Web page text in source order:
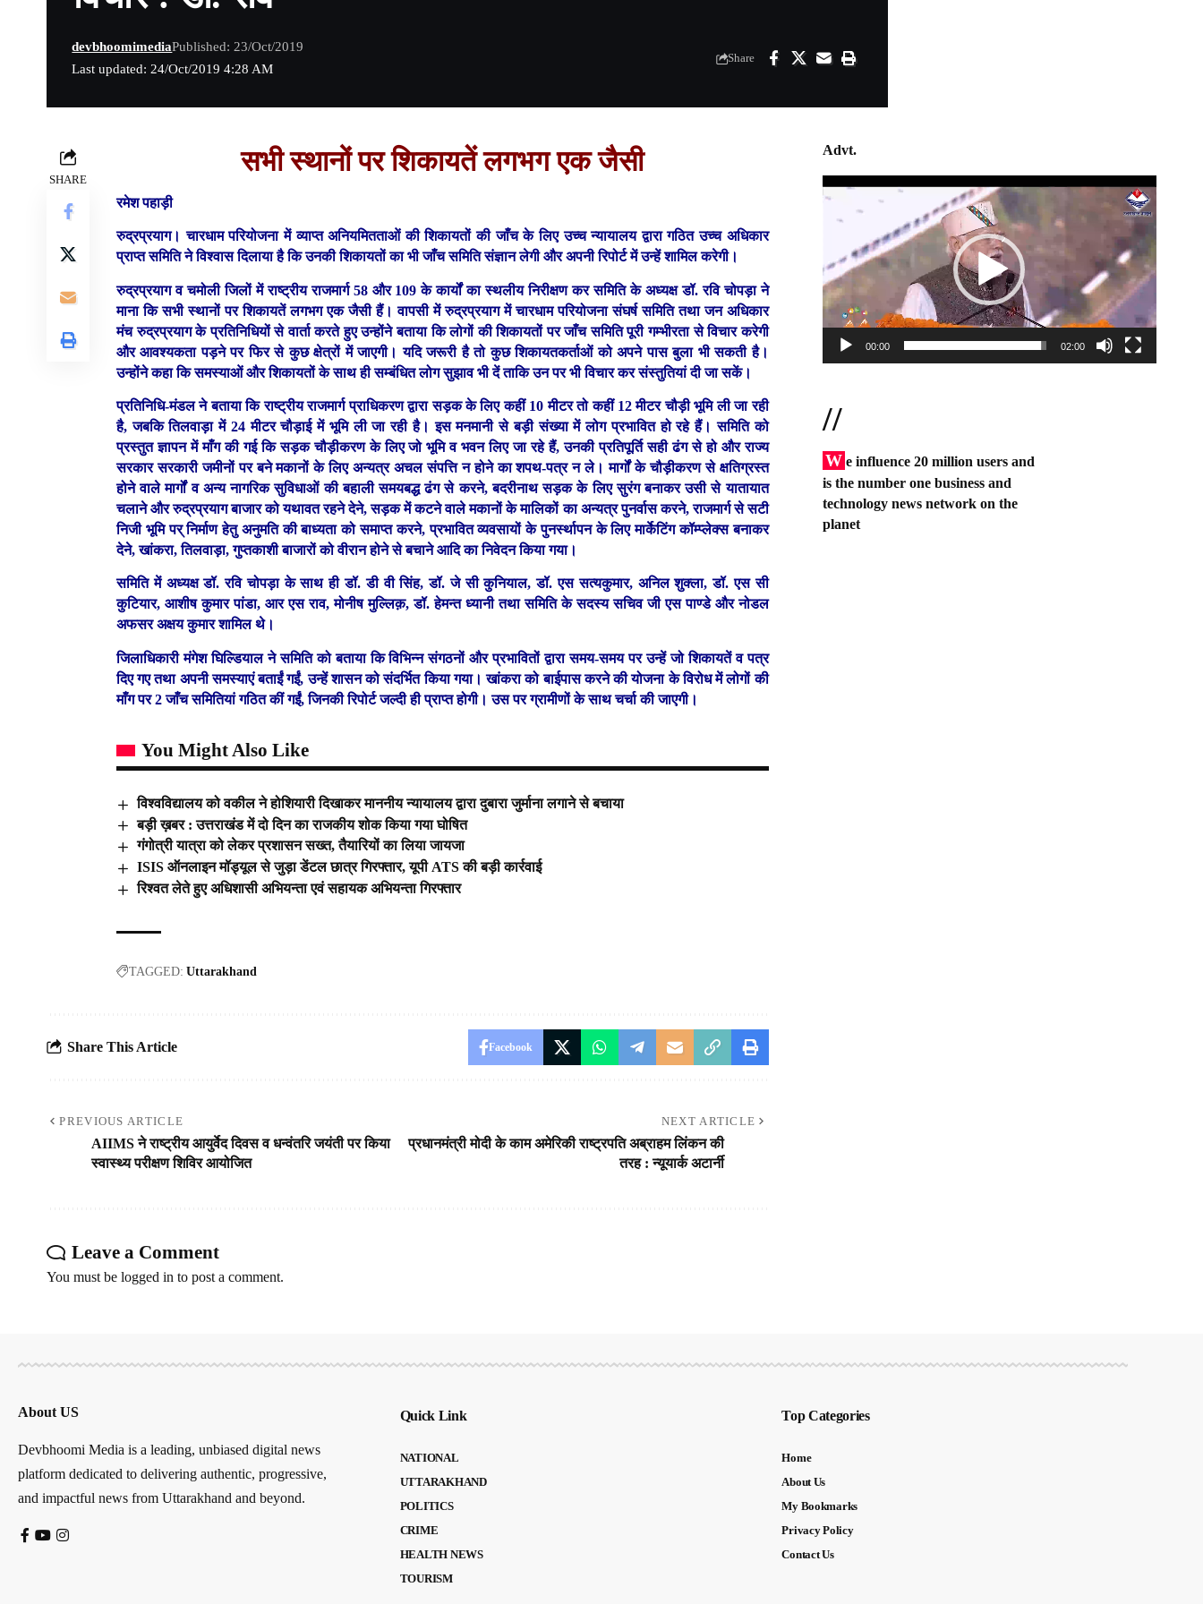
Last updated: 24/Oct/2019 4:28 AM
devbhoomimediaPublished: 23/Oct/2019
Share
SHARE
सभी स्थानों पर शिकायतें लगभग एक जैसी
रमेश पहाड़ी
रुद्रप्रयाग। चारधाम परियोजना में व्याप्त अनियमितताओं की शिकायतों की जाँच के लिए उच्च न्यायालय द्वारा गठित उच्च अधिकार
प्राप्त समिति ने विश्वास दिलाया है कि उनकी शिकायतों का भी जाँच समिति संज्ञान लेगी और अपनी रिपोर्ट में उन्हें शामिल करेगी।
रुद्रप्रयाग व चमोली जिलों में राष्ट्रीय राजमार्ग 58 और 109 के कार्यों का स्थलीय निरीक्षण कर समिति के अध्यक्ष डॉ. रवि चोपड़ा ने
माना कि सभी स्थानों पर शिकायतें लगभग एक जैसी हैं। वापसी में रुद्रप्रयाग में चारधाम परियोजना संघर्ष समिति तथा जन अधिकार
मंच रुद्रप्रयाग के प्रतिनिधियों से वार्ता करते हुए उन्होंने बताया कि लोगों की शिकायतों पर जाँच समिति पूरी गम्भीरता से विचार करेगी
और आवश्यकता पड़ने पर फिर से कुछ क्षेत्रों में जाएगी। यदि जरूरी है तो कुछ शिकायतकर्ताओं को अपने पास बुला भी सकती है।
उन्होंने कहा कि समस्याओं और शिकायतों के साथ ही सम्बंधित लोग सुझाव भी दें ताकि उन पर भी विचार कर संस्तुतियां दी जा सकें।
प्रतिनिधि-मंडल ने बताया कि राष्ट्रीय राजमार्ग प्राधिकरण द्वारा सड़क के लिए कहीं 10 मीटर तो कहीं 12 मीटर चौड़ी भूमि ली जा रही
है, जबकि तिलवाड़ा में 24 मीटर चौड़ाई में भूमि ली जा रही है। इस मनमानी से बड़ी संख्या में लोग प्रभावित हो रहे हैं। समिति को
प्रस्तुत ज्ञापन में माँग की गई कि सड़क चौड़ीकरण के लिए जो भूमि व भवन लिए जा रहे हैं, उनकी प्रतिपूर्ति सही ढंग से हो और राज्य
सरकार सरकारी जमीनों पर बने मकानों के लिए अन्यत्र अचल संपत्ति न होने का शपथ-पत्र न ले। मार्गों के चौड़ीकरण से क्षतिग्रस्त
होने वाले मार्गों व अन्य नागरिक सुविधाओं की बहाली समयबद्ध ढंग से करने, बदरीनाथ सड़क के लिए सुरंग बनाकर उसी से यातायात
चलाने और रुद्रप्रयाग बाजार को यथावत रहने देने, सड़क में कटने वाले मकानों के मालिकों का अन्यत्र पुनर्वास करने, राजमार्ग से सटी
निजी भूमि पर् निर्माण हेतु अनुमति की बाध्यता को समाप्त करने, प्रभावित व्यवसायों के पुनर्स्थापन के लिए मार्केटिंग कॉम्प्लेक्स बनाकर
देने, खांकरा, तिलवाड़ा, गुप्तकाशी बाजारों को वीरान होने से बचाने आदि का निवेदन किया गया।
समिति में अध्यक्ष डॉ. रवि चोपड़ा के साथ ही डॉ. डी वी सिंह, डॉ. जे सी कुनियाल, डॉ. एस सत्यकुमार, अनिल शुक्ला, डॉ. एस सी
कुटियार, आशीष कुमार पांडा, आर एस राव, मोनीष मुल्लिक़, डॉ. हेमन्त ध्यानी तथा समिति के सदस्य सचिव जी एस पाण्डे और नोडल
अफसर अक्षय कुमार शामिल थे।
जिलाधिकारी मंगेश घिल्डियाल ने समिति को बताया कि विभिन्न संगठनों और प्रभावितों द्वारा समय-समय पर उन्हें जो शिकायतें व पत्र
दिए गए तथा अपनी समस्याएं बताईं गईं, उन्हें शासन को संदर्भित किया गया। खांकरा को बाईपास करने की योजना के विरोध में लोगों की
माँग पर 2 जाँच समितियां गठित कीं गईं, जिनकी रिपोर्ट जल्दी ही प्राप्त होगी। उस पर ग्रामीणों के साथ चर्चा की जाएगी।
You Might Also Like
विश्वविद्यालय को वकील ने होशियारी दिखाकर माननीय न्यायालय द्वारा दुबारा जुर्माना लगाने से बचाया
बड़ी ख़बर : उत्तराखंड में दो दिन का राजकीय शोक किया गया घोषित
गंगोत्री यात्रा को लेकर प्रशासन सख्त, तैयारियों का लिया जायजा
ISIS ऑनलाइन मॉड्यूल से जुड़ा डेंटल छात्र गिरफ्तार, यूपी ATS की बड़ी कार्रवाई
रिश्वत लेते हुए अधिशासी अभियन्ता एवं सहायक अभियन्ता गिरफ्तार
TAGGED: Uttarakhand
Share This Article Facebook
PREVIOUS ARTICLE
AIIMS ने राष्ट्रीय आयुर्वेद दिवस व धन्वंतरि जयंती पर किया
स्वास्थ्य परीक्षण शिविर आयोजित
NEXT ARTICLE
प्रधानमंत्री मोदी के काम अमेरिकी राष्ट्रपति अब्राहम लिंकन की
तरह : न्यूयार्क अटार्नी
Leave a Comment
You must be logged in to post a comment.
Advt.
Video
00:00 02:00
//
W e influence 20 million users and
is the number one business and
technology news network on the
planet
About US
Devbhoomi Media is a leading, unbiased digital news
platform dedicated to delivering authentic, progressive,
and impactful news from Uttarakhand and beyond.
Quick Link
NATIONAL
UTTARAKHAND
POLITICS
CRIME
HEALTH NEWS
TOURISM
Top Categories
Home
About Us
My Bookmarks
Privacy Policy
Contact Us